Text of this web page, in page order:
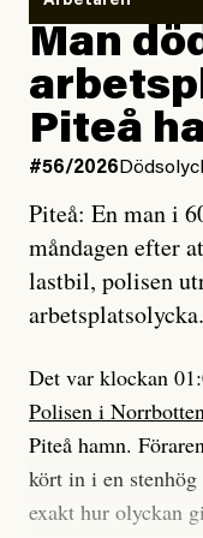
Vad betyder det att
tidning?
Vad är bra
Ett försök till korta
för Kuhn och
som chefredaktör
roll.
Vi skriver för våra
överraskade,
att vi granskar allt
Vi är som sagt en
Jag lärde mig
enligt uråldrig
och lade min sista
på att laga en
Jag sökte ljuset
efter det som var
och aldrig såg jag
när jag ombord på
Man
Piteå
#56/2026
Piteå: En man i
måndagen efter
lastbil, polisen
arbetsplatsolycka.
Det var klockan
Polisen i
Piteå hamn.
kört in i en
exakt hur olyckan